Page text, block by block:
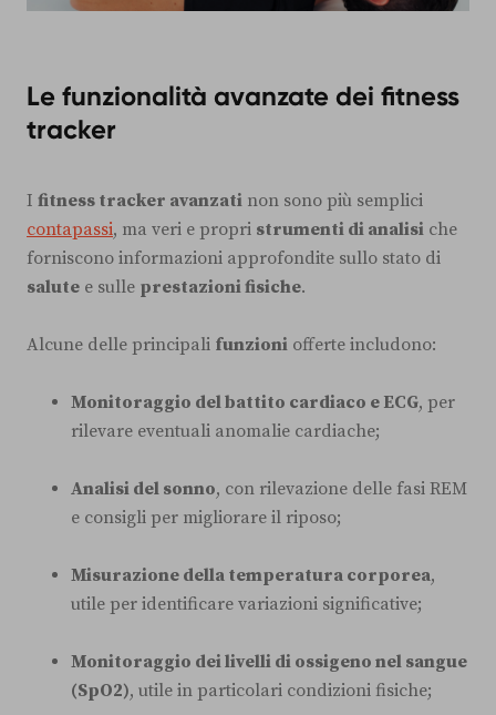
Le funzionalità avanzate dei fitness
tracker
I fitness tracker avanzati non sono più semplici
contapassi, ma veri e propri strumenti di analisi che
forniscono informazioni approfondite sullo stato di
salute e sulle prestazioni fisiche.
Alcune delle principali funzioni offerte includono:
Monitoraggio del battito cardiaco e ECG, per
rilevare eventuali anomalie cardiache;
Analisi del sonno, con rilevazione delle fasi REM
e consigli per migliorare il riposo;
Misurazione della temperatura corporea,
utile per identificare variazioni significative;
Monitoraggio dei livelli di ossigeno nel sangue
(SpO2), utile in particolari condizioni fisiche;